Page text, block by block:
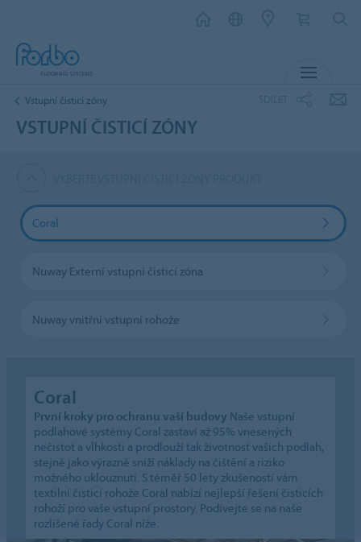
Vstupní čisticí zóny
VSTUPNÍ ČISTICÍ ZÓNY
Coral
Nuway Externí vstupní čisticí zóna
Nuway vnitřní vstupní rohože
Coral
První kroky pro ochranu vaší budovy Naše vstupní
podlahové systémy Coral zastaví až 95% vnesených
nečistot a vlhkosti a prodlouží tak životnost vašich podlah,
stejně jako výrazně sníží náklady na čištění a riziko
možného uklouznutí. S téměř 50 lety zkušeností vám
textilní čisticí rohože Coral nabízí nejlepší řešení čisticích
rohoží pro vaše vstupní prostory. Podívejte se na naše
rozlišené řady Coral níže.